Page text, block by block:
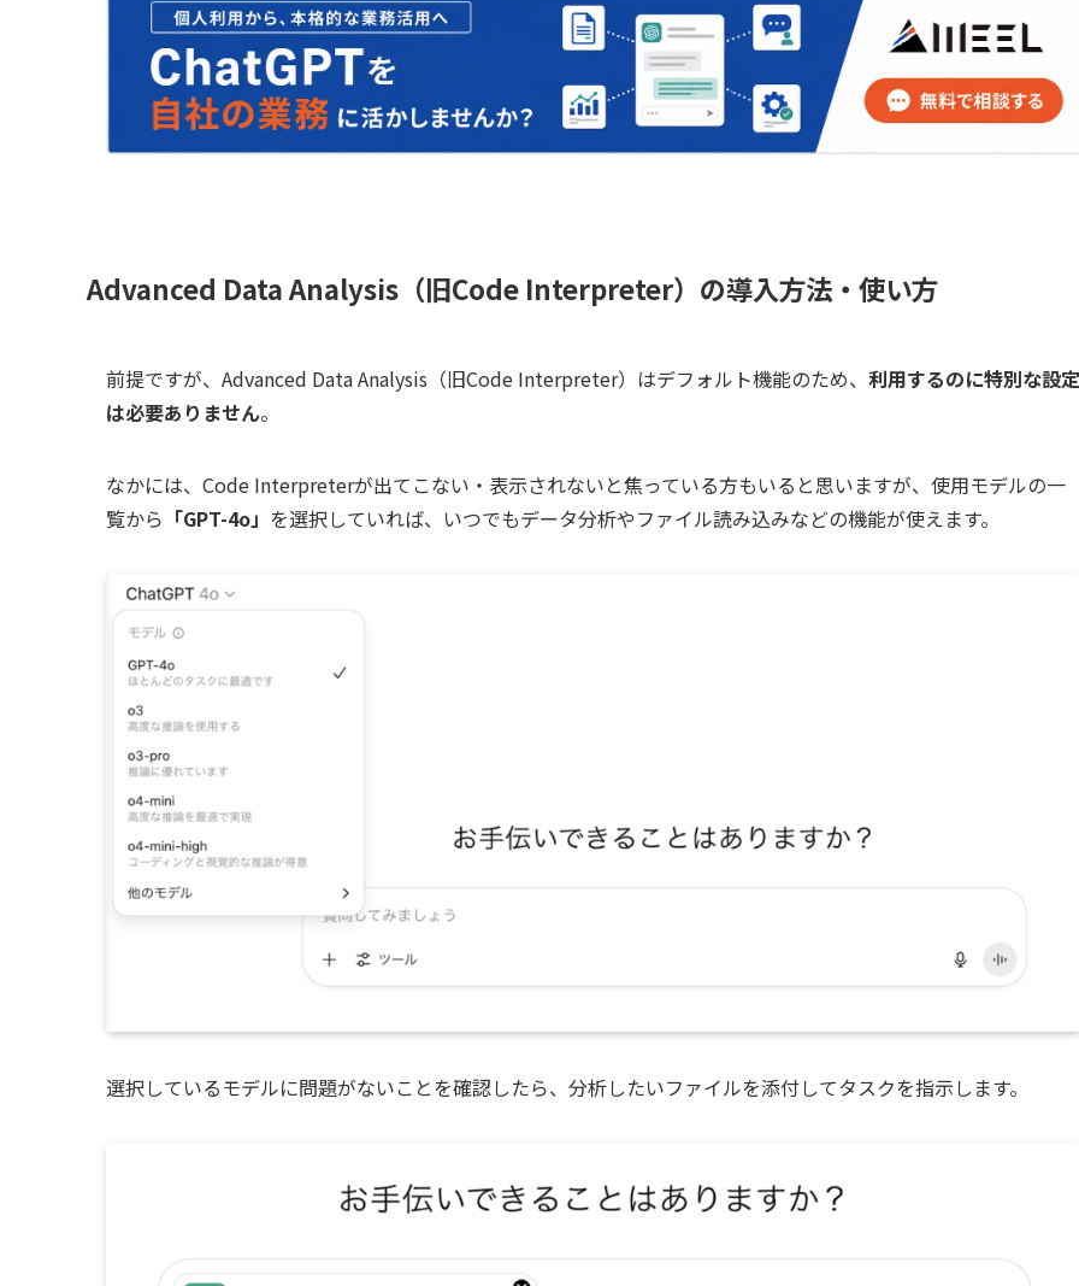
Advanced Data Analysis（旧Code Interpreter）の導入方法・使い方
前提ですが、Advanced Data Analysis（旧Code Interpreter）はデフォルト機能のため、 利用するのに特別な設定
は必要ありません。
なかには、Code Interpreterが出てこない・表示されないと焦っている方もいると思いますが、使用モデルの一
覧から 「GPT-4o」 を選択していれば、いつでもデータ分析やファイル読み込みなどの機能が使えます。
選択しているモデルに問題がないことを確認したら、分析したいファイルを添付してタスクを指示します。